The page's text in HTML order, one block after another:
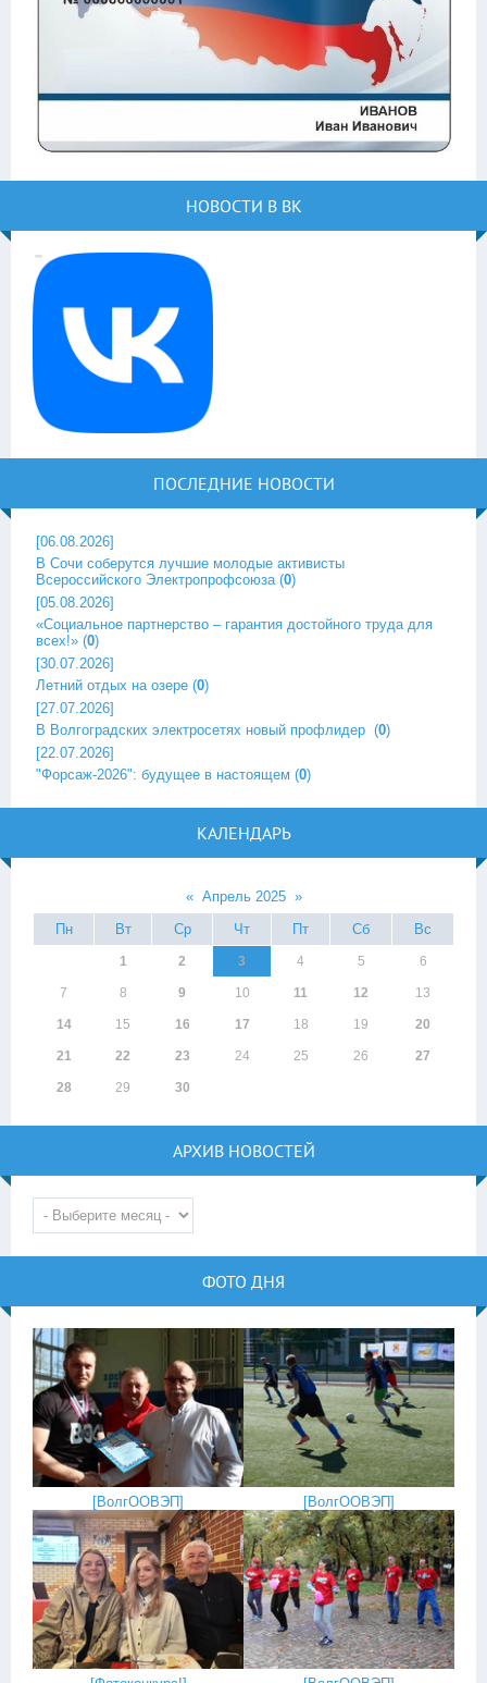
НОВОСТИ В ВК
ПОСЛЕДНИЕ НОВОСТИ
[06.08.2026]
В Сочи соберутся лучшие молодые активисты
Всероссийского Электропрофсоюза (0)
[05.08.2026]
«Социальное партнерство – гарантия достойного труда для
всех!» (0)
[30.07.2026]
Летний отдых на озере (0)
[27.07.2026]
В Волгоградских электросетях новый профлидер ‎ (0)
[22.07.2026]
"Форсаж-2026": будущее в настоящем (0)
КАЛЕНДАРЬ
« Апрель 2025 »
Пн
Вт Ср Чт Пт Сб Вс
1 2 3 4 5 6
7 8 9 10 11 12 13
14 15 16 17 18 19 20
21 22 23 24 25 26 27
28 29 30
АРХИВ НОВОСТЕЙ
ФОТО ДНЯ
[ВолгООВЭП] [ВолгООВЭП]